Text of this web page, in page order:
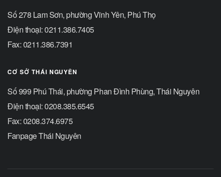
Số 278 Lam Sơn, phường Vĩnh Yên, Phú Thọ
Điện thoại: 0211.386.7405
Fax: 0211.386.7391
CƠ SỞ THÁI NGUYÊN
Số 999 Phú Thái, phường Phan Đình Phùng, Thái Nguyên
Điện thoại: 0208.385.6545
Fax: 0208.374.6975
Fanpage Thái Nguyên